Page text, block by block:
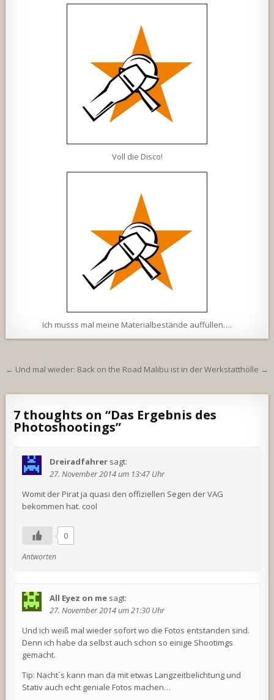
Voll die Disco!
Ich musss mal meine Materialbestände auffüllen….
Beitragsnavigation
← Und mal wieder: Back on the Road Malibu ist in der Werkstatthölle →
7 thoughts on “Das Ergebnis des
Photoshootings”
Dreiradfahrer sagt:
27. November 2014 um 13:47 Uhr
Womit der Pirat ja quasi den offiziellen Segen der VAG
bekommen hat. cool
0
Antworten
All Eyez on me sagt:
27. November 2014 um 21:30 Uhr
Und ich weiß mal wieder sofort wo die Fotos entstanden sind.
Denn ich habe da selbst auch schon so einige Shootimgs
gemacht.
Tip: Nacht´s kann man da mit etwas Langzeitbelichtung und
Stativ auch echt geniale Fotos machen…